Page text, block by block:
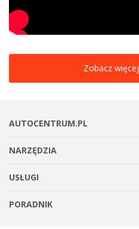
Zobacz więcej
AUTOCENTRUM.PL
NARZĘDZIA
USŁUGI
PORADNIK